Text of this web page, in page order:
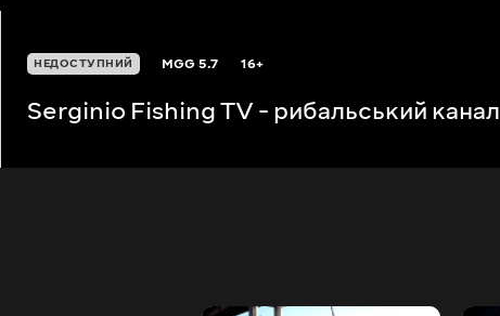
НЕДОСТУПНИЙ MGG5.7 16+
Serginio Fishing TV - рибальський канал